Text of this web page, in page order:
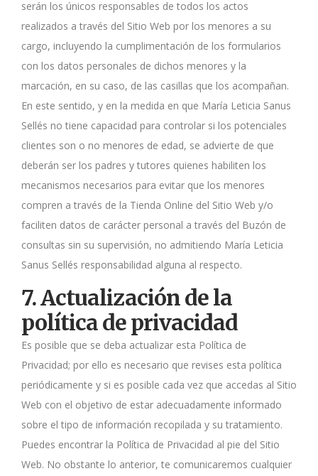
serán los únicos responsables de todos los actos
realizados a través del Sitio Web por los menores a su
cargo, incluyendo la cumplimentación de los formularios
con los datos personales de dichos menores y la
marcación, en su caso, de las casillas que los acompañan.
En este sentido, y en la medida en que María Leticia Sanus
Sellés no tiene capacidad para controlar si los potenciales
clientes son o no menores de edad, se advierte de que
deberán ser los padres y tutores quienes habiliten los
mecanismos necesarios para evitar que los menores
compren a través de la Tienda Online del Sitio Web y/o
faciliten datos de carácter personal a través del Buzón de
consultas sin su supervisión, no admitiendo María Leticia
Sanus Sellés responsabilidad alguna al respecto.
7. Actualización de la
política de privacidad
Es posible que se deba actualizar esta Política de
Privacidad; por ello es necesario que revises esta política
periódicamente y si es posible cada vez que accedas al Sitio
Web con el objetivo de estar adecuadamente informado
sobre el tipo de información recopilada y su tratamiento.
Puedes encontrar la Política de Privacidad al pie del Sitio
Web. No obstante lo anterior, te comunicaremos cualquier